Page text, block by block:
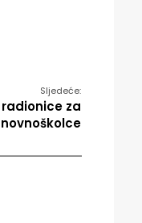
Sljedeće:
za